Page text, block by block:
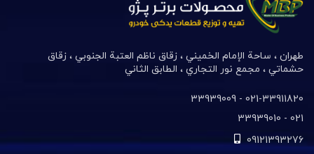
طهران ، ساحة الإمام الخميني ، زقاق ناظم العتبة الجنوبي ، زقاق
حشماتي ، مجمع نور التجاري ، الطابق الثاني
021-33911820- 33939009
021- 33939010
09121393276